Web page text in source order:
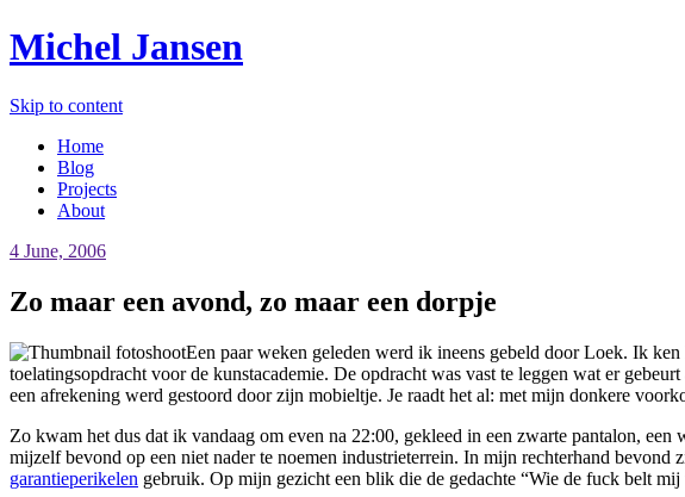
Michel Jansen
Skip to content
Home
Blog
Projects
About
4 June, 2006
Zo maar een avond, zo maar een dorpje
Een paar weken geleden werd ik ineens gebeld door Loek. Ik
toelatingsopdracht voor de kunstacademie. De opdracht was vast te leggen wat er
een afrekening werd gestoord door zijn mobieltje. Je raadt het al: met mijn donkere
Zo kwam het dus dat ik vandaag om even na 22:00, gekleed in een zwarte pantalon,
mijzelf bevond op een niet nader te noemen industrieterrein. In mijn rechterhand
garantieperikelen gebruik. Op mijn gezicht een blik die de gedachte “Wie de fuck belt